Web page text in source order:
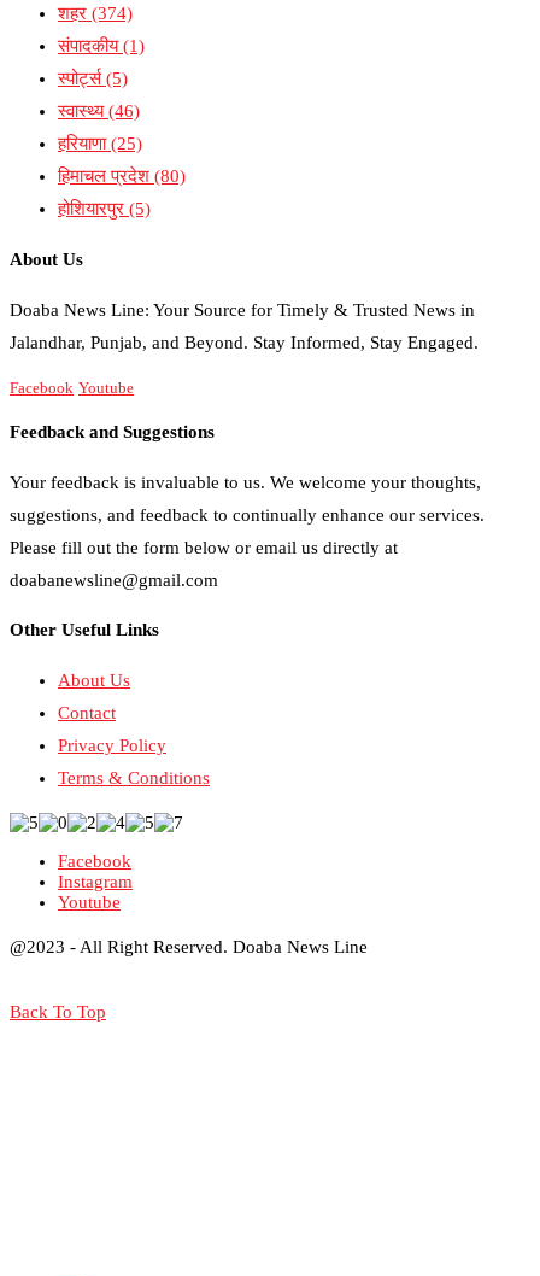
शहर (374)
संपादकीय(1)
स्पोर्ट्स(5)
स्वास्थ्य(46)
हरियाणा(25)
हिमाचल प्रदेश (80)
होशियारपुर (5)
About Us
Doaba News Line: Your Source for Timely & Trusted News in
Jalandhar, Punjab, and Beyond. Stay Informed, Stay Engaged.
Facebook Youtube
Feedback and Suggestions
Your feedback is invaluable to us. We welcome your thoughts,
suggestions, and feedback to continually enhance our services.
Please fill out the form below or email us directly at
doabanewsline@gmail.com
Other Useful Links
About Us
Contact
Privacy Policy
Terms & Conditions
Facebook
Instagram
Youtube
@2023 - All Right Reserved. Doaba News Line
Back To Top